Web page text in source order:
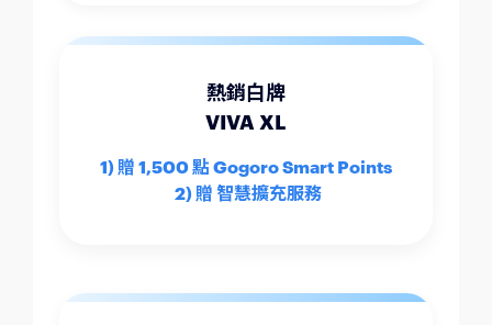
熱銷白牌
VIVA XL
1) 贈 1,500 點 Gogoro Smart Points
2) 贈 智慧擴充服務